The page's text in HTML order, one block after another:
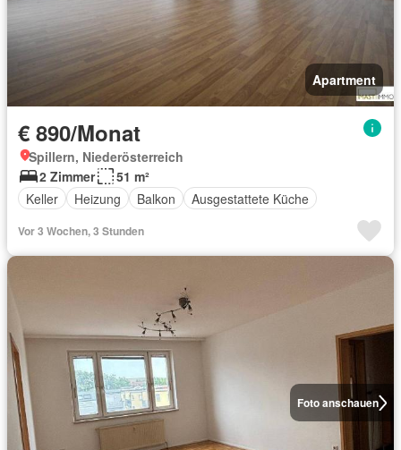
Apartment
€ 890/Monat
Spillern, Niederösterreich
2 Zimmer
51 m²
Keller
Heizung Balkon Ausgestattete Küche
Vor 3 Wochen, 3 Stunden
Foto anschauen